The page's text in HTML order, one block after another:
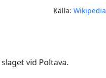
Källa: Wikipedia
vid Poltava.